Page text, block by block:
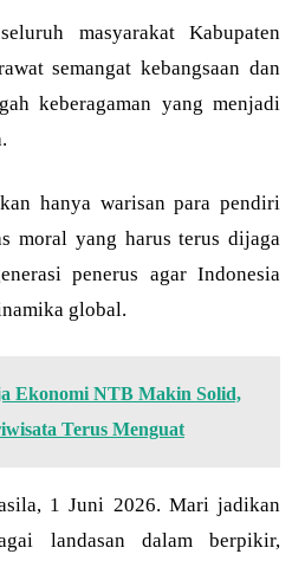
masyarakat Kabupaten
semangat kebangsaan dan
keberagaman yang menjadi
hanya warisan para pendiri
moral yang harus terus dijaga
penerus agar Indonesia
global.
Ekonomi NTB Makin Solid,
Terus Menguat
1 Juni 2026. Mari jadikan
landasan dalam berpikir,